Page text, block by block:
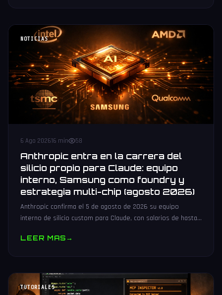
NOTICIAS
6 Ago 202616 min 58
Anthropic entra en la carrera del
silicio propio para Claude: equipo
interno, Samsung como foundry y
estrategia multi-chip (agosto 2026)
Anthropic confirma el 5 de agosto de 2026 su equipo
interno de silicio custom para Claude, con salarios de hasta
estrategia multi-chip.
LEER MAS→
TUTORIALES